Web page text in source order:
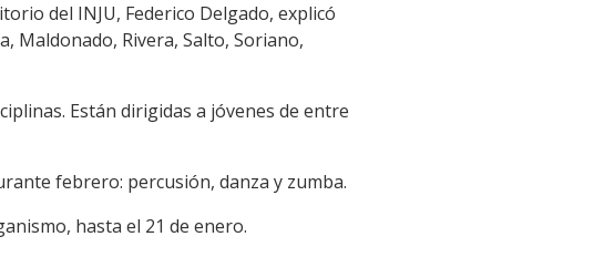
del INJU, Federico Delgado, explicó
Maldonado, Rivera, Salto, Soriano,
Están dirigidas a jóvenes de entre
febrero: percusión, danza y zumba.
hasta el 21 de enero.